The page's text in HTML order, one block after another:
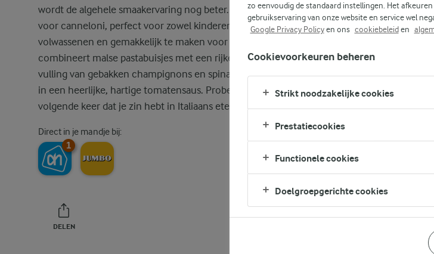
wordt de algehele smaakervaring nog beter. Ons recept
voor canneloni, perfect voor zowel kinderen als
volwassenen en gemakkelijk te maken voor gasten,
combineert malse pastabuisjes met een rijke, hartige
vulling van gebakken champignons en spinazie, badend
in een heerlijke, hartige tomatensaus. Probeer het de
volgende keer dat je zin hebt in Italiaans eten!
Direct in je mandje bij:
1
DELEN
zo eenvoudig de standaard instellingen. Het
gebruikservaring van onze website en service wel
Google Privacy Policyen ons cookiebeleiden
Cookievoorkeuren beheren
Strikt noodzakelijke cookies
Prestatiecookies
Functionele cookies
Doelgroepgerichte cookies